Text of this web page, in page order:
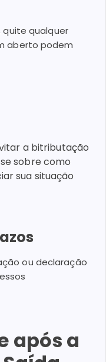
quite qualquer
aberto podem
a bitributação
sobre como
sua situação
ou declaração
após a